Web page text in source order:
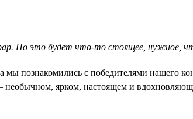
Но это будет что-то стоящее, нужное,
познакомились с победителями нашего
необычном, ярком, настоящем и